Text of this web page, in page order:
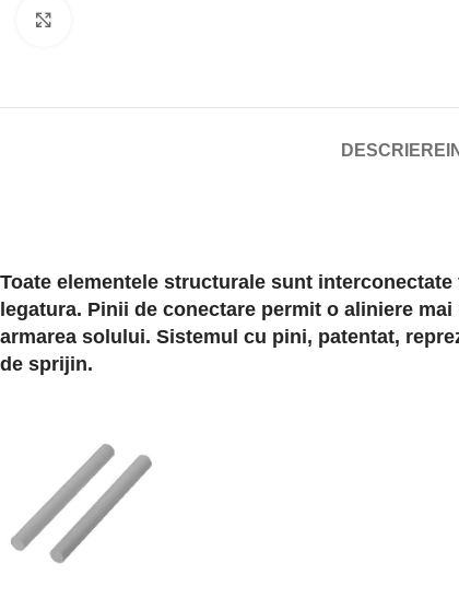
DESCRIERE
Toate elementele structurale sunt
legatura. Pinii de conectare permit o aliniere
armarea solului. Sistemul cu pini, patentat,
de sprijin.